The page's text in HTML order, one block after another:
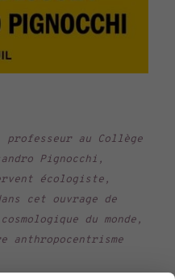
professeur au Collège
Pignocchi,
écologiste,
cet ouvrage de
du monde,
anthropocentrisme